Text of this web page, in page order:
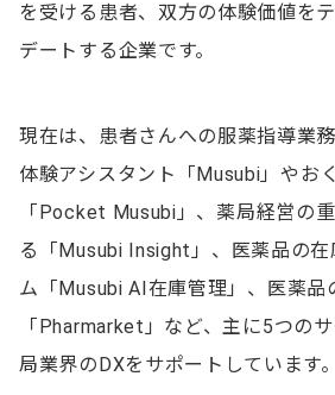
を受ける患者、双方の体験価値を
デートする企業です。
現在は、患者さんへの服薬指導業
体験アシスタント「Musubi」やお
「Pocket Musubi」、薬局経営の
る「Musubi Insight」、医薬品の
ム「Musubi AI在庫管理」、医薬品
「Pharmarket」など、主に5つの
局業界のDXをサポートしています。